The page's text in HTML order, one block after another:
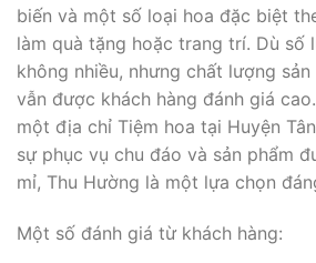
biến và một số loại hoa đặc biệt
làm quà tặng hoặc trang trí. Dù số
không nhiều, nhưng chất lượng
vẫn được khách hàng đánh giá
một địa chỉ Tiệm hoa tại Huyện
sự phục vụ chu đáo và sản phẩm
mỉ, Thu Hường là một lựa chọn
Một số đánh giá từ khách hàng: